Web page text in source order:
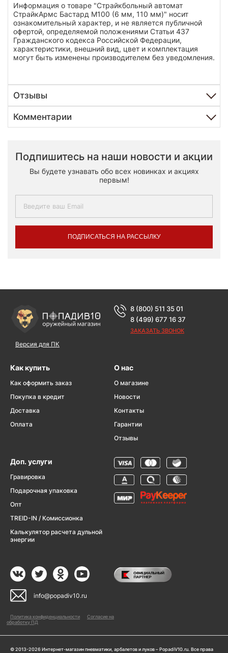
Информация о товаре "Страйкбольный автомат
СтрайкАрмс Бастард M100 (6 мм, 110 мм)" носит
ознакомительный характер, и не является публичной
офертой, определяемой положениями Статьи 437
Гражданского кодекса Российской Федерации,
характеристики, внешний вид, цвет и комплектация
могут быть изменены производителем без уведомления.
Отзывы
Комментарии
Подпишитесь на наши новости и акции
Вы будете узнавать обо всех новинках и акциях
первым!
ПОДПИСАТЬСЯ НА РАССЫЛКУ
Версия для ПК
8 (800) 511 35 01
8 (499) 677 16 37
ЗАКАЗАТЬ ЗВОНОК
Как купить
Как оформить заказ
Покупка в кредит
Доставка
Оплата
О нас
О магазине
Новости
Контакты
Гарантии
Отзывы
Доп. услуги
Гравировка
Подарочная упаковка
Опт
TREID-IN / Комиссионка
Калькулятор расчета дульной
энергии
info@popadiv10.ru
Политика конфиденциальности
Согласие на
обработку ПД
© 2013-2026 Интернет-магазин пневматики, арбалетов и луков – PopadiV10.ru. Все права